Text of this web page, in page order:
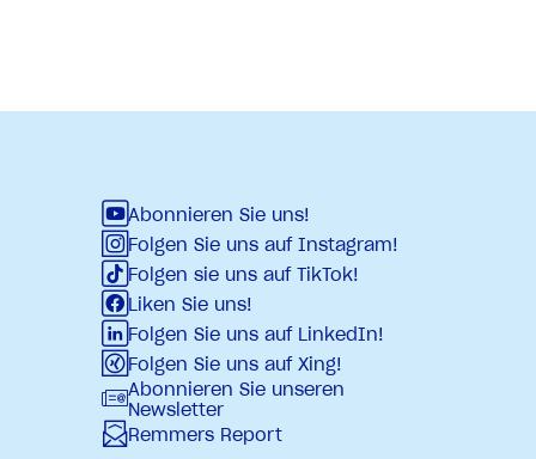
Abonnieren Sie uns!
Folgen Sie uns auf Instagram!
Folgen sie uns auf TikTok!
Liken Sie uns!
Folgen Sie uns auf LinkedIn!
Folgen Sie uns auf Xing!
Abonnieren Sie unseren
Newsletter
Remmers Report